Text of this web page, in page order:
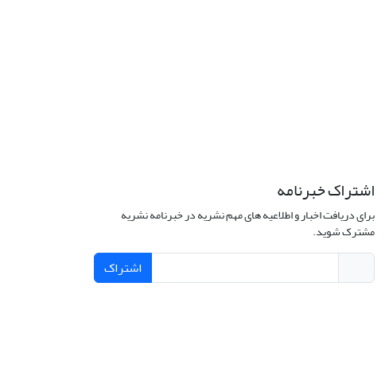
اشتراک خبرنامه
برای دریافت اخبار و اطلاعیه های مهم نشریه در خبرنامه نشریه
مشترک شوید.
اشتراک